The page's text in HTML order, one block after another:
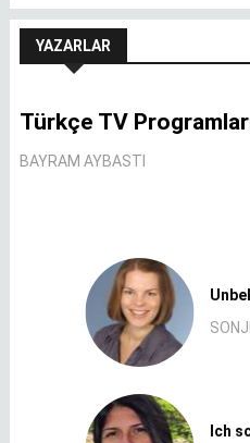
YAZARLAR
Türkçe TV
BAYRAM AYBASTI
Ich